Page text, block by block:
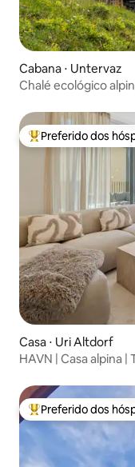
Cabana ⋅ Untervaz
Chalé ecológico
Entre os melhores
Preferido dos
Casa ⋅ Uri Altdorf
HAVN | Casa alpina
Entre os melhores
Preferido dos